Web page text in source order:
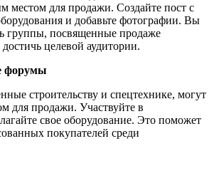
местом для продажи. Создайте пост с
и добавьте фотографии. Вы
группы, посвященные продаже
целевой аудитории.
форумы
строительству и спецтехнике, могут
для продажи. Участвуйте в
свое оборудование. Это поможет
покупателей среди